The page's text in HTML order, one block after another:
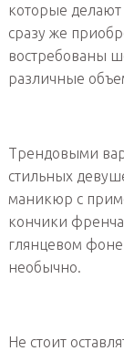
которые
сразу же
востребованы
различные
Трендовыми
стильных
маникюр с
кончики
глянцевом фоне
необычно.
Не стоит